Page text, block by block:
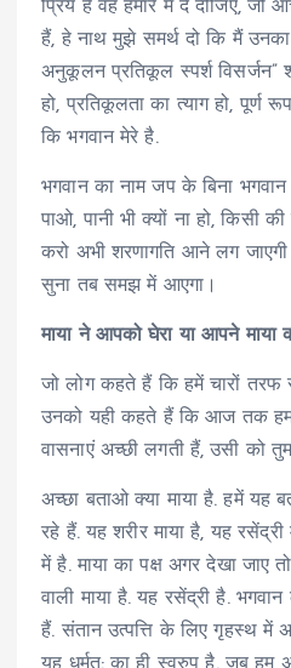
प्रिय है वह हमारे में दे दीजिए,
हैं, हे नाथ मुझे समर्थ दो कि मैं
अनुकूलन प्रतिकूल स्पर्श
हो, प्रतिकूलता का त्याग हो, पूर्ण
कि भगवान मेरे है.
भगवान का नाम जप के बिना
पाओ, पानी भी क्यों ना हो, किसी
करो अभी शरणागति आने लग
सुना तब समझ में आएगा।
माया ने आपको घेरा या आपने माया
जो लोग कहते हैं कि हमें चारों तरफ
उनको यही कहते हैं कि आज तक
वासनाएं अच्छी लगती हैं, उसी को
अच्छा बताओ क्या माया है. हमें यह
रहे हैं. यह शरीर माया है, यह रसेंद्री
में है. माया का पक्ष अगर देखा जाए
वाली माया है. यह रसेंद्री है.
हैं. संतान उत्पत्ति के लिए गृहस्थ